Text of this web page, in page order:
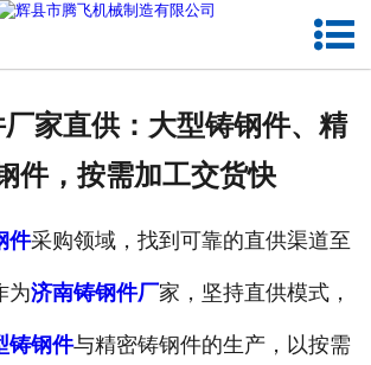
生产能力
家直供：大型铸钢件、精
件，按需加工交货快
件采购领域，找到可靠的直供渠道至
为济南铸钢件厂家，坚持直供模式，
铸钢件与精密铸钢件的生产，以按需